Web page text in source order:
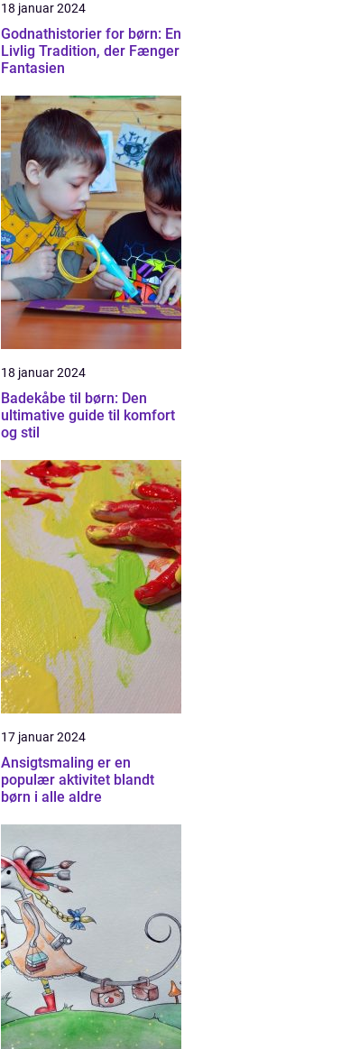
18 januar 2024
Godnathistorier for børn: En
Livlig Tradition, der Fænger
Fantasien
18 januar 2024
Badekåbe til børn: Den
ultimative guide til komfort
og stil
17 januar 2024
Ansigtsmaling er en
populær aktivitet blandt
børn i alle aldre